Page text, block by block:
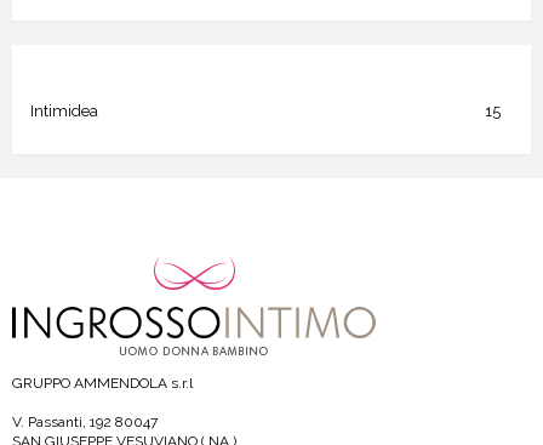
Intimidea 15
GRUPPO AMMENDOLA s.r.l
V. Passanti, 192 80047
SAN GIUSEPPE VESUVIANO ( NA )